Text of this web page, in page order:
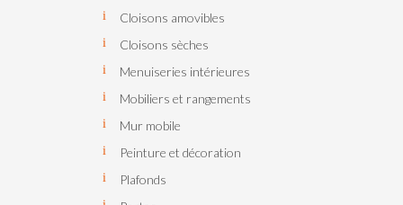
Cloisons amovibles
Cloisons sèches
Menuiseries intérieures
Mobiliers et rangements
Mur mobile
Peinture et décoration
Plafonds